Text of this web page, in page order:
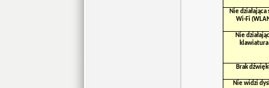
Nie działająca
Wi-Fi
Nie
klawiatura
Brak
Nie widzi